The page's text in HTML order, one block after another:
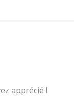
apprécié !